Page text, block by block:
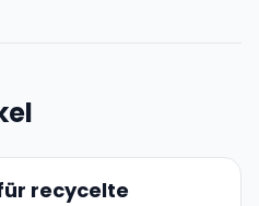
recycelte